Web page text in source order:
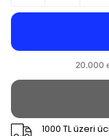
1000 TL üzeri